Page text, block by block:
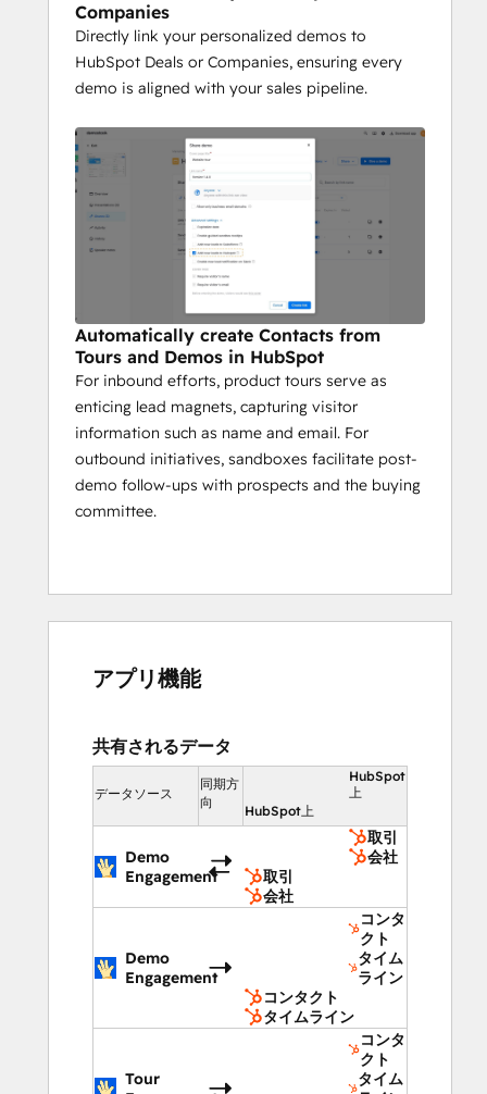
marketing campaigns.
Data-Driven Decision
Making
Whether it’s a live demo or a self-guided
product tour, Demostack ensures every
interaction contributes valuable insights,
helping your team close deals faster and
nurture leads more effectively.
Companies
Directly link your personalized demos to
HubSpot Deals or Companies, ensuring every
demo is aligned with your sales pipeline.
Automatically create Contacts from
Tours and Demos in HubSpot
For inbound efforts, product tours serve as
enticing lead magnets, capturing visitor
information such as name and email. For
outbound initiatives, sandboxes facilitate post-
demo follow-ups with prospects and the buying
committee.
アプリ機能
共有されるデータ
データソース
同期方
向
HubSpot
上
HubSpot上
Demo
Engagement
取引
会社
取引
会社
Demo
Engagement
コンタ
クト
タイム
ライン
コンタクト
タイムライン
Tour
コンタ
クト
タイム